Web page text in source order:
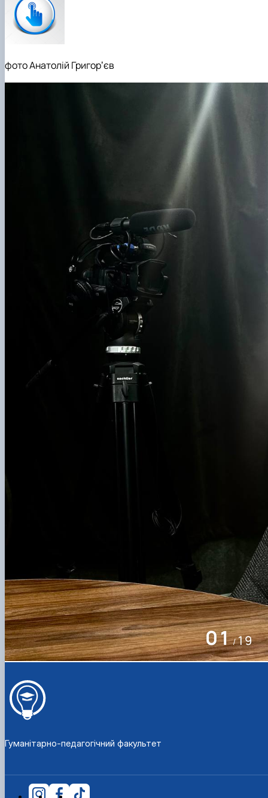
Кафедра культурології
фото Анатолій Григорʼєв
01/19
Гуманітарно-педагогічний факультет